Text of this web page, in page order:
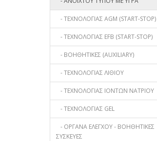
- ΤΕΧΝΟΛΟΓΙΑΣ AGM (START-STOP)
- ΤΕΧΝΟΛΟΓΙΑΣ EFB (START-STOP)
- ΒΟΗΘΗΤΙΚΕΣ (AUXILIARY)
- ΤΕΧΝΟΛΟΓΙΑΣ ΛΙΘΙΟΥ
- ΤΕΧΝΟΛΟΓΙΑΣ ΙΟΝΤΩΝ ΝΑΤΡΙΟΥ
- ΤΕΧΝΟΛΟΓΙΑΣ GEL
- ΟΡΓΑΝΑ ΕΛΕΓΧΟΥ - ΒΟΗΘΗΤΙΚΕΣ
ΣΥΣΚΕΥΕΣ